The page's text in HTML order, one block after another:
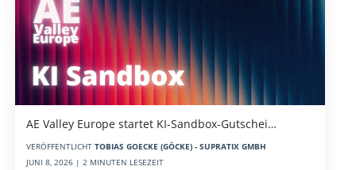
AE Valley Europe startet KI-Sandbox-Gutschei…
VERÖFFENTLICHT TOBIAS GOECKE (GÖCKE) - SUPRATIX GMBH
JUNI 8, 2026 | 2 MINUTEN LESEZEIT